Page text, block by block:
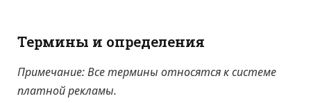
Термины и определения
Примечание: Все термины относятся к системе
платной рекламы.